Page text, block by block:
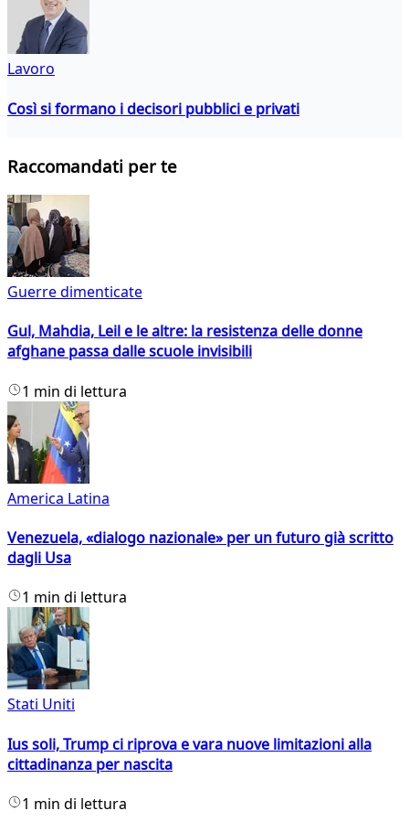
Lavoro
Così si formano i decisori pubblici e privati
Raccomandati per te
Guerre dimenticate
Gul, Mahdia, Leil e le altre: la resistenza delle donne
afghane passa dalle scuole invisibili
1 min di lettura
America Latina
Venezuela, «dialogo nazionale» per un futuro già scritto
dagli Usa
1 min di lettura
Stati Uniti
Ius soli, Trump ci riprova e vara nuove limitazioni alla
cittadinanza per nascita
1 min di lettura